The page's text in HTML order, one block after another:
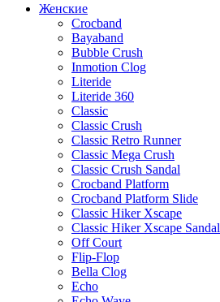
Женские
Crocband
Bayaband
Bubble Crush
Inmotion Clog
Literide
Literide 360
Classic
Classic Crush
Classic Retro Runner
Classic Mega Crush
Classic Crush Sandal
Crocband Platform
Crocband Platform Slide
Classic Hiker Xscape
Classic Hiker Xscape Sandal
Off Court
Flip-Flop
Bella Clog
Echo